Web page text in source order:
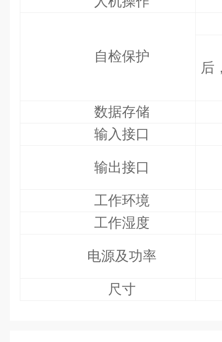
自检保护
后
数据存储
输入接口
输出接口
工作环境
工作湿度
电源及功率
尺寸